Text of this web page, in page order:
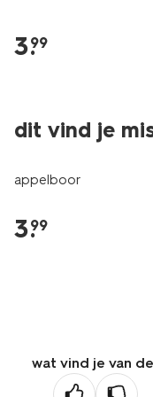
3.
99
dit vind je
appelboor
3.
99
wat vind je van